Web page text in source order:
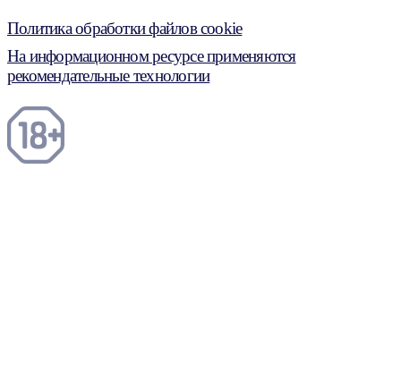
Политика обработки файлов cookie
На информационном ресурсе применяются
рекомендательные технологии